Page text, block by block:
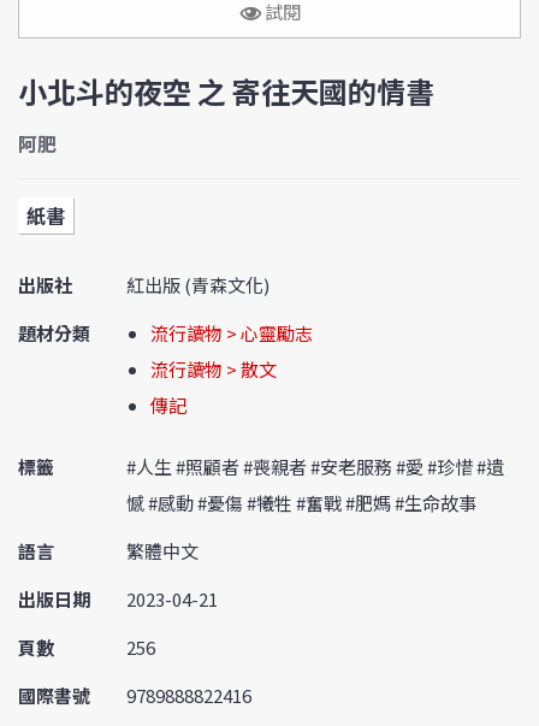
試閱
小北斗的夜空 之 寄往天國的情書
阿肥
紙書
出版社
紅出版 (青森文化)
題材分類
流行讀物 > 心靈勵志
流行讀物 > 散文
傳記
標籤
#人生 #照顧者 #喪親者 #安老服務 #愛 #珍惜 #遺
憾 #感動 #憂傷 #犧牲 #奮戰 #肥媽 #生命故事
語言
繁體中文
出版日期
2023-04-21
頁數
256
國際書號
9789888822416